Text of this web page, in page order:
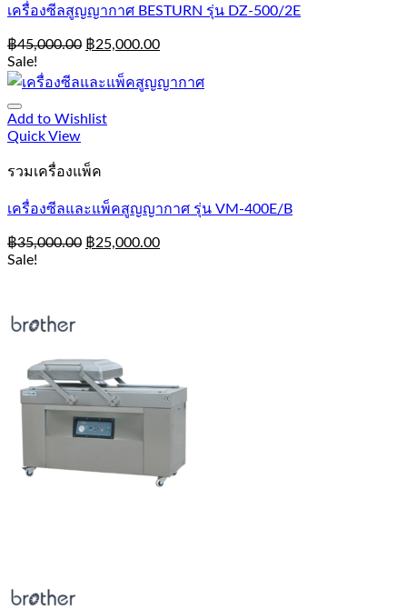
เครื่องซีลสูญญากาศ BESTURN รุ่น DZ-500/2E
฿45,000.00 ฿25,000.00
Sale!
Add to Wishlist
Quick View
รวมเครื่องแพ็ค
เครื่องซีลและแพ็คสูญญากาศ รุ่น VM-400E/B
฿35,000.00 ฿25,000.00
Sale!